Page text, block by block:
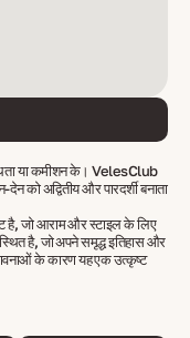
या कमीशन के। VelesClub
को अद्वितीय और पारदर्शी बनाता
जो आराम और स्टाइल के लिए
है, जो अपने समृद्ध इतिहास और
के कारण यह एक उत्कृष्ट